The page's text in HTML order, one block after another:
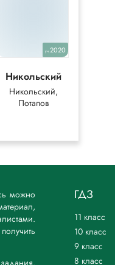
уч.2020
Никольский
Никольский,
Потапов
можно
ГДЗ
11 класс
10 класс
9 класс
8 класс